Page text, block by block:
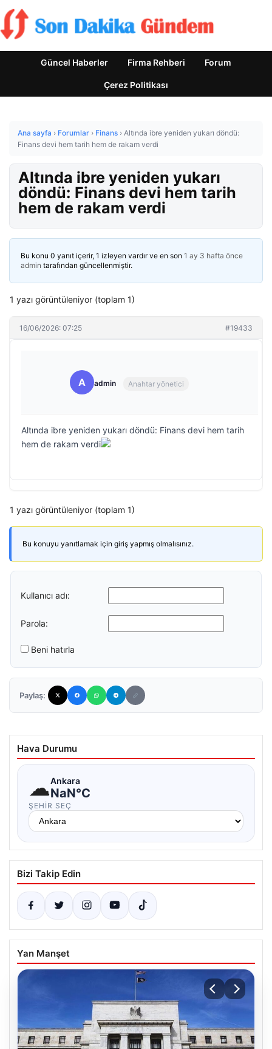
Güncel Haberler Firma Rehberi Forum
Çerez Politikası
Ana sayfa › Forumlar › Finans › Altında ibre yeniden yukarı döndü:
Finans devi hem tarih hem de rakam verdi
Altında ibre yeniden yukarı
döndü: Finans devi hem tarih
hem de rakam verdi
Bu konu 0 yanıt içerir, 1 izleyen vardır ve en son 1 ay 3 hafta önce
admin tarafından güncellenmiştir.
1 yazı görüntüleniyor (toplam 1)
16/06/2026: 07:25 #19433
A admin Anahtar yönetici
Altında ibre yeniden yukarı döndü: Finans devi hem tarih
hem de rakam verdi
1 yazı görüntüleniyor (toplam 1)
Bu konuyu yanıtlamak için giriş yapmış olmalısınız.
Kullanıcı adı:
Parola:
Beni hatırla
Paylaş:
Hava Durumu
☁Ankara
NaN°C
ŞEHIR SEÇ
Bizi Takip Edin
Yan Manşet